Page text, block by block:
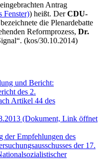
Antrag
Fenster)) heißt. DerCDU-
bezeichnete die Plenardebatte
Reformprozess, Dr.
(kos/30.10.2014)
und Bericht:
des 2.
Artikel 44 des
(Dokument, Link öffnet
der Empfehlungen des
der 17.